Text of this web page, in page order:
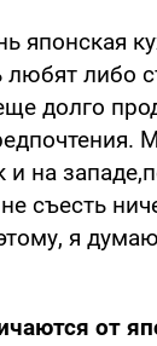
японская
либо
долго
на
съесть
я
от